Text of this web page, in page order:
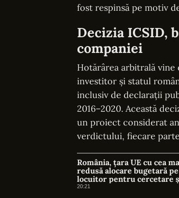
fost respinsă pe motiv
Decizia ICSID,
companiei
Hotărârea arbitrală
investitor și statul
inclusiv de declarații
2016–2020. Această
un proiect considerat
verdictului, fiecare
România, țara UE cu cea
redusă alocare bugetară pe
locuitor pentru cercetare
dezvoltare, în 2025
20:21